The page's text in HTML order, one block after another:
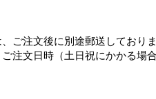
ご注文後に別途郵送しておりま
注文日時（土日祝にかかる場